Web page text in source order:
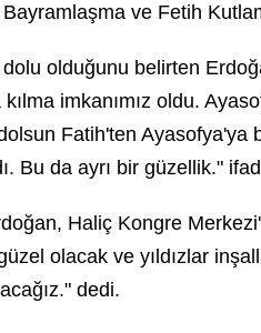
ve Fetih
dolu olduğunu belirten
imkanımız oldu.
Fatih'ten Ayasofya'ya
Bu da ayrı bir güzellik."
Haliç Kongre
olacak ve yıldızlar
dedi.